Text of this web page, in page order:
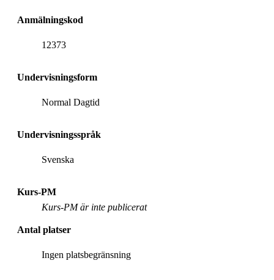
Anmälningskod
12373
Undervisningsform
Normal Dagtid
Undervisningsspråk
Svenska
Kurs-PM
Kurs-PM är inte publicerat
Antal platser
Ingen platsbegränsning